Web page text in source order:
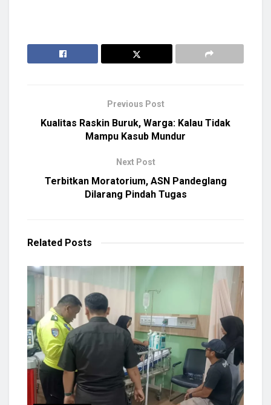
Previous Post
Kualitas Raskin Buruk, Warga: Kalau Tidak
Mampu Kasub Mundur
Next Post
Terbitkan Moratorium, ASN Pandeglang
Dilarang Pindah Tugas
Related Posts